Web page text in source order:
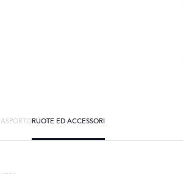
RUOTE ED ACCESSORI